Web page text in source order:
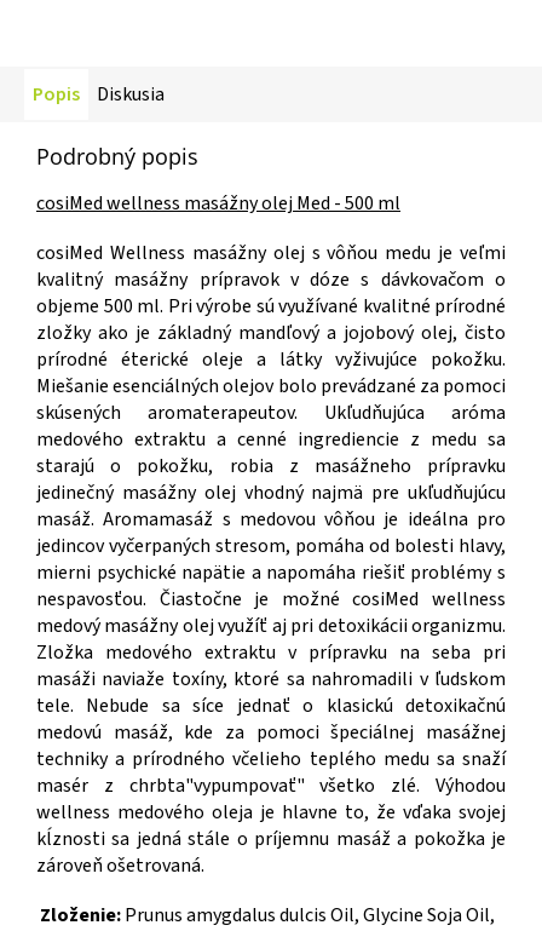
Popis Diskusia
Podrobný popis
cosiMed wellness masážny olej Med - 500 ml
cosiMed Wellness masážny olej s vôňou medu je veľmi
kvalitný masážny prípravok v dóze s dávkovačom o
objeme 500 ml. Pri výrobe sú využívané kvalitné prírodné
zložky ako je základný mandľový a jojobový olej, čisto
prírodné éterické oleje a látky vyživujúce pokožku.
Miešanie esenciálných olejov bolo prevádzané za pomoci
skúsených aromaterapeutov. Ukľudňujúca aróma
medového extraktu a cenné ingrediencie z medu sa
starajú o pokožku, robia z masážneho prípravku
jedinečný masážny olej vhodný najmä pre ukľudňujúcu
masáž. Aromamasáž s medovou vôňou je ideálna pro
jedincov vyčerpaných stresom, pomáha od bolesti hlavy,
mierni psychické napätie a napomáha riešiť problémy s
nespavosťou. Čiastočne je možné cosiMed wellness
medový masážny olej využíť aj pri detoxikácii organizmu.
Zložka medového extraktu v prípravku na seba pri
masáži naviaže toxíny, ktoré sa nahromadili v ľudskom
tele. Nebude sa síce jednať o klasickú detoxikačnú
medovú masáž, kde za pomoci špeciálnej masážnej
techniky a prírodného včelieho teplého medu sa snaží
masér z chrbta"vypumpovať" všetko zlé. Výhodou
wellness medového oleja je hlavne to, že vďaka svojej
kĺznosti sa jedná stále o príjemnu masáž a pokožka je
zároveň ošetrovaná.
Zloženie:Prunus amygdalus dulcis Oil, Glycine Soja Oil,